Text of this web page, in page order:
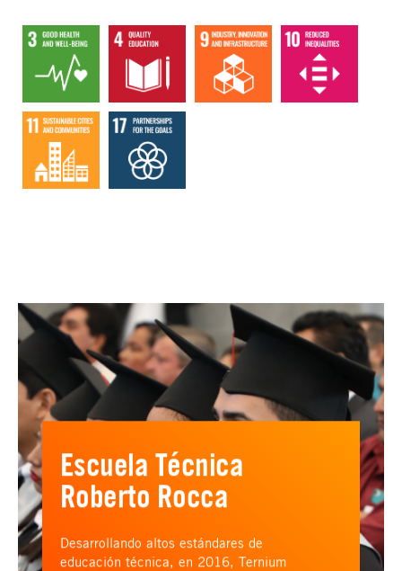
Escuela Técnica
Roberto Rocca
Desarrollando altos estándares de
educación técnica, en 2016, Ternium